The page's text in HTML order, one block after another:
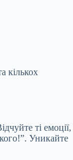
кількох
ті емоції,
Уникайте